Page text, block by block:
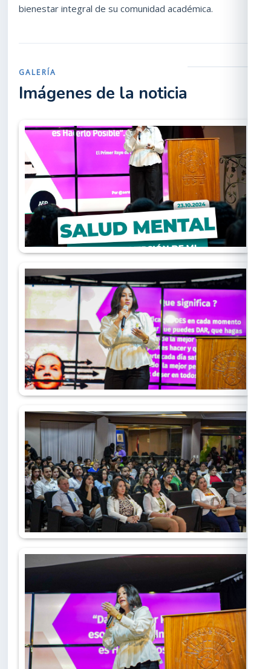
bienestar integral de su comunidad académica.
GALERÍA
Imágenes de la noticia